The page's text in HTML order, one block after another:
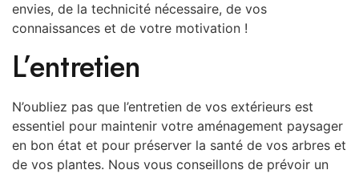
envies, de la technicité nécessaire, de vos
connaissances et de votre motivation !
L’entretien
N’oubliez pas que l’entretien de vos extérieurs est
essentiel pour maintenir votre aménagement paysager
en bon état et pour préserver la santé de vos arbres et
de vos plantes. Nous vous conseillons de prévoir un